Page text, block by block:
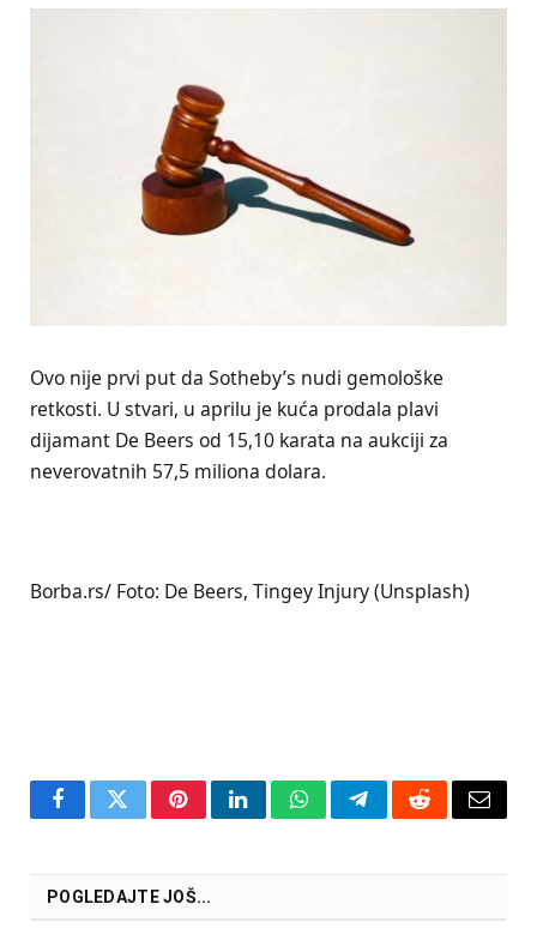
Ovo nije prvi put da Sotheby’s nudi gemološke
retkosti. U stvari, u aprilu je kuća prodala plavi
dijamant De Beers od 15,10 karata na aukciji za
neverovatnih 57,5 ​​miliona dolara.
Borba.rs/ Foto: De Beers, Tingey Injury (Unsplash)
FacebookTwitterPinterestLinkedInWhatsAppTelegramRedditEmail
POGLEDAJTE JOŠ...